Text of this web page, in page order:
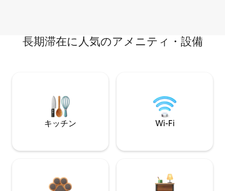
長期滞在に人気のアメニティ・設備
キッチン Wi-Fi